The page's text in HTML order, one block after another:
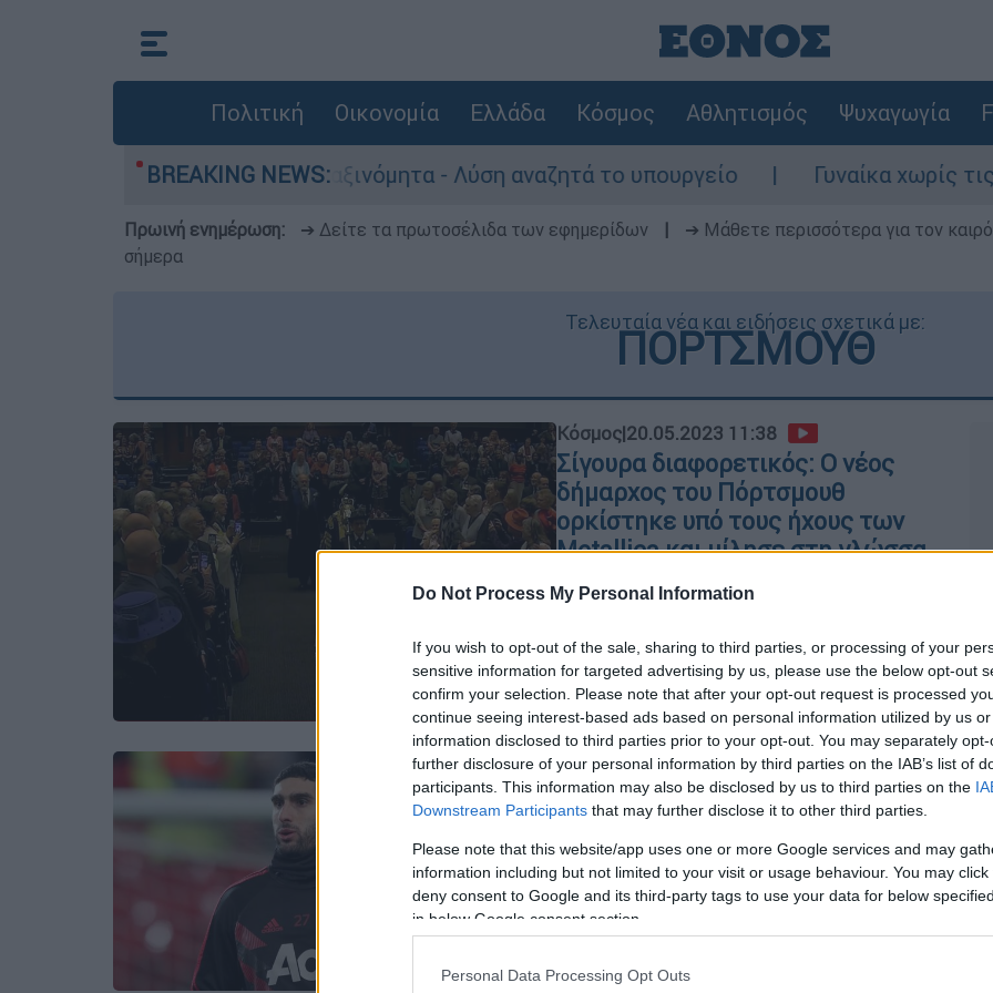
Do Not Process My Personal Information
If you wish to opt-out of the sale, sharing to third parties, or processing of your
sensitive information for targeted advertising by us, please use the below opt-out
confirm your selection. Please note that after your opt-out request is processed
continue seeing interest-based ads based on personal information utilized by us
information disclosed to third parties prior to your opt-out. You may separately
further disclosure of your personal information by third parties on the IAB’s list of
participants. This information may also be disclosed by us to third parties on the
Downstream Participants that may further disclose it to other third parties.
Please note that this website/app uses one or more Google services and may
information including but not limited to your visit or usage behaviour. You may
deny consent to Google and its third-party tags to use your data for below
in below Google consent section.
Personal Data Processing Opt Outs
Πολιτική Οικονομία Ελλάδα Κόσμος Αθλητισμός Ψυχαγωγία
BREAKING NEWS:
παραμένουν αταξινόμητα - Λύση αναζητά το υπουργείο Γυναίκα χωρίς τις
Πρωινή ενημέρωση: ➔ Δείτε τα πρωτοσέλιδα των εφημερίδων ➔ Μάθετε περισσότερα για τον
σήμερα
Τελευταία νέα και ειδήσεις σχετικά με:
ΠΟΡΤΣΜΟΥΘ
Κόσμος|20.05.2023 11:38
Σίγουρα διαφορετικός: Ο νέος
δήμαρχος του Πόρτσμουθ
ορκίστηκε υπό τους ήχους των
Metallica και μίλησε στη γλώσσα...
Κλίνγκον
πραγματοποιήθηκε η ορκωμοσία του
νέου δήμαρχου Πόρτσμουθ, Τομ
Κόουλ
Αθλητισμός|22.03.2020 15:55
Με κορονοϊό ο Μαρουάν Φελαϊνί -
Θετικοί 4 παίκτες της Πόρτσμουθ
Ο Βέλγος άσος επέστρεψε στην Κίνα
για να αρχίσει προπονήσεις με την
ομάδα του αλλά βρέθηκε θετικός και